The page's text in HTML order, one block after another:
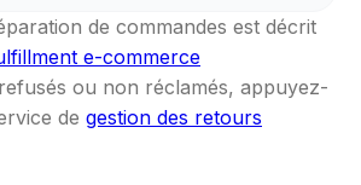
de commandes est décrit
e-commerce
ou non réclamés, appuyez-
de gestion des retours